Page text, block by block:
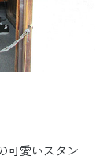
可愛いスタン